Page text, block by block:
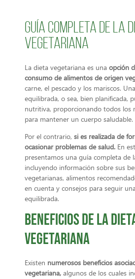
Guía Completa de la
Vegetariana
La dieta vegetariana es una opción
consumo de alimentos de origen
carne, el pescado y los mariscos.
equilibrada, o sea, bien planificada,
nutritiva, proporcionando todos los
para mantener un cuerpo saludable.
Por el contrario, si es realizada de
ocasionar problemas de salud. En
presentamos una guía completa de
incluyendo información sobre sus
vegetarianas, alimentos
en cuenta y consejos para seguir
equilibrada.
Beneficios de la
vegetariana
Existen numerosos beneficios
vegetariana, algunos de los cuales